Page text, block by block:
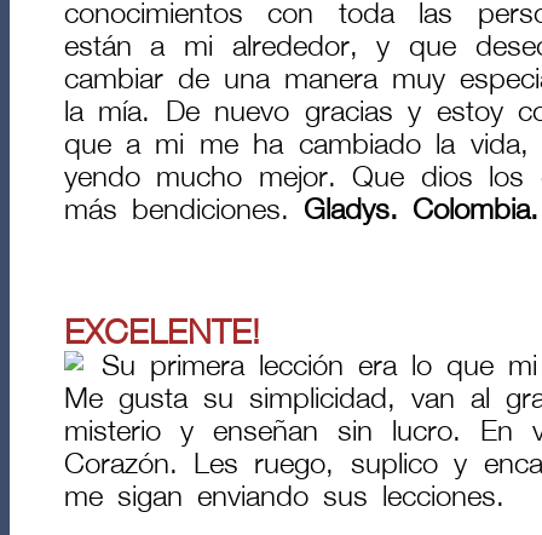
conocimientos con toda las
están a mi alrededor, y que
cambiar de una manera muy
la mía. De nuevo gracias y estoy
que a mi me ha cambiado la vida,
yendo mucho mejor. Que dios los
más bendiciones. Gladys. Colombia.
EXCELENTE!
Su primera lección era lo que
Me gusta su simplicidad, van al
misterio y enseñan sin lucro. En
Corazón. Les ruego, suplico y
me sigan enviando sus lecciones.